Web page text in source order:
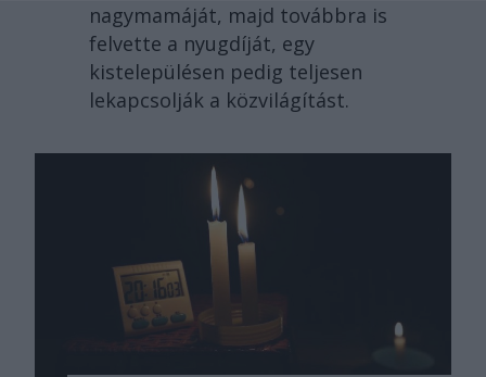
nagymamáját, majd továbbra is
felvette a nyugdíját, egy
kistelepülésen pedig teljesen
lekapcsolják a közvilágítást.